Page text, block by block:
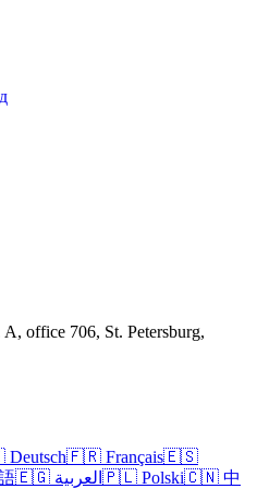
office 706, St. Petersburg,
Deutsch🇫🇷 Français🇪🇸
🇪🇬 العربية 🇵🇱 Polski🇨🇳 中